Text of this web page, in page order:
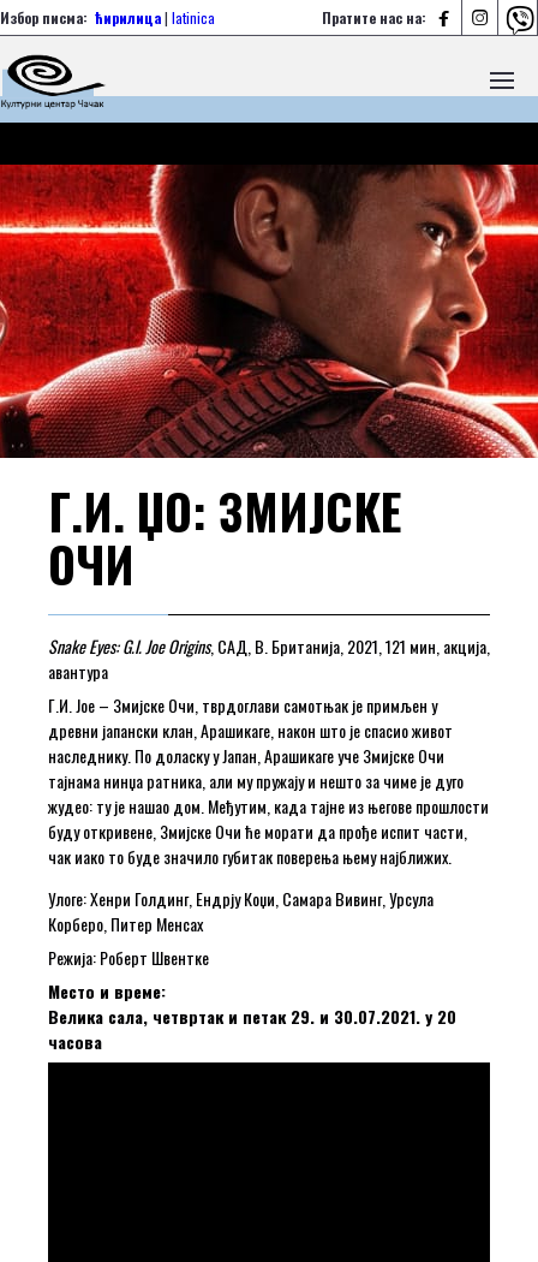
Пратите нас на:   
Избор писма: ћирилица| latinica
Г.И. ЏО: ЗМИЈСКЕ
ОЧИ
Snake Eyes: G.I. Joe Origins, САД, В. Британија, 2021, 121 мин, акција,
авантура
Г.И. Јое – Змијске Очи, тврдоглави самотњак је примљен у
древни јапански клан, Арашикаге, након што је спасио живот
наследнику. По доласку у Јапан, Арашикаге уче Змијске Очи
тајнама нинџа ратника, али му пружају и нешто за чиме је дуго
жудео: ту је нашао дом. Међутим, када тајне из његове прошлости
буду откривене, Змијске Очи ће морати да прође испит части,
чак иако то буде значило губитак поверења њему најближих.
Улоге: Хенри Голдинг, Ендрју Коџи, Самара Вивинг, Урсула
Корберо, Питер Менсах
Режија: Роберт Швентке
Место и време:
Велика сала, четвртак и петак 29. и 30.07.2021. у 20
часова